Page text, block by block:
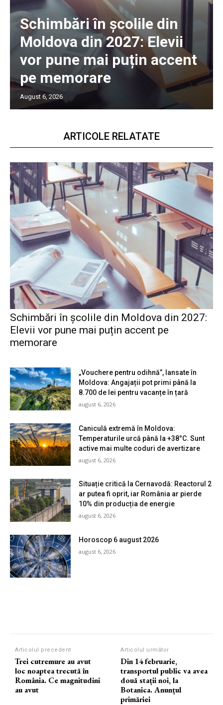
Schimbări în școlile din
Moldova din 2027: Elevii
vor pune mai puțin accent
pe memorare
August 6, 2026
ARTICOLE RELATATE
Schimbări în școlile din Moldova din 2027:
Elevii vor pune mai puțin accent pe
memorare
„Vouchere pentru odihnă”, lansate în
Moldova: Angajații pot primi până la
8.700 de lei pentru vacanțe în țară
august 6, 2026
Caniculă extremă în Moldova:
Temperaturile urcă până la +38°C. Sunt
active mai multe coduri de avertizare
august 6, 2026
Situație critică la Cernavodă: Reactorul 2
ar putea fi oprit, iar România ar pierde
10% din producția de energie
august 6, 2026
Horoscop 6 august 2026
august 6, 2026
Articolul precedent
Trei cutremure au avut
loc noaptea trecută în
România. Ce magnitudini
au avut
Articolul următor
Din 14 februarie,
transportul public va avea
două stații noi, la
Botanica. Anunțul
primăriei